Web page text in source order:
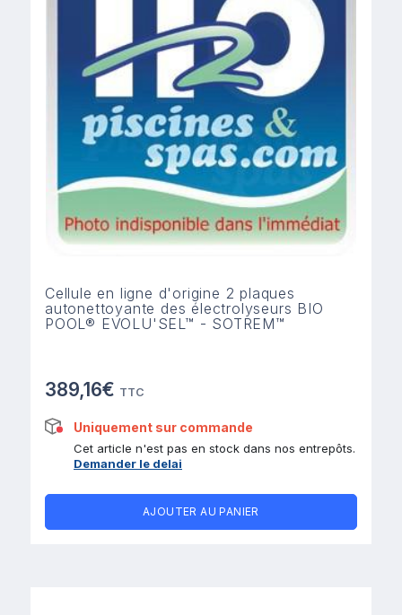
Cellule en ligne d'origine 2 plaques
autonettoyante des électrolyseurs BIO
POOL® EVOLU'SEL™ - SOTREM™
389,16€ TTC
Uniquement sur commande
Cet article n'est pas en stock dans nos entrepôts.
Demander le delai
AJOUTER AU PANIER